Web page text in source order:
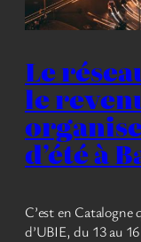
Le
le
d’été à
C’est en Catalogne
d’UBIE, du 13 au